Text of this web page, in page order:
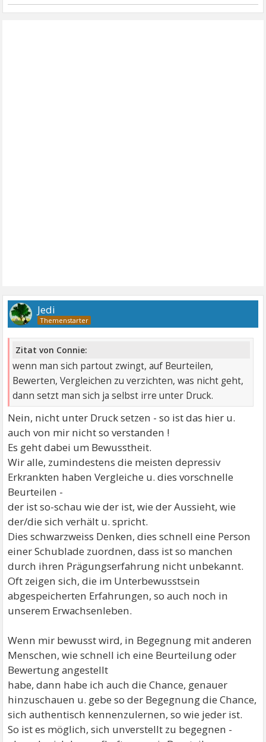
Jedi
Zitat von Connie:
wenn man sich partout zwingt, auf Beurteilen,
Bewerten, Vergleichen zu verzichten, was nicht geht,
dann setzt man sich ja selbst irre unter Druck.
Nein, nicht unter Druck setzen - so ist das hier u.
auch von mir nicht so verstanden !
Es geht dabei um Bewusstheit.
Wir alle, zumindestens die meisten depressiv
Erkrankten haben Vergleiche u. dies vorschnelle
Beurteilen -
der ist so-schau wie der ist, wie der Aussieht, wie
der/die sich verhält u. spricht.
Dies schwarzweiss Denken, dies schnell eine Person
einer Schublade zuordnen, dass ist so manchen
durch ihren Prägungserfahrung nicht unbekannt.
Oft zeigen sich, die im Unterbewusstsein
abgespeicherten Erfahrungen, so auch noch in
unserem Erwachsenleben.
Wenn mir bewusst wird, in Begegnung mit anderen
Menschen, wie schnell ich eine Beurteilung oder
Bewertung angestellt
habe, dann habe ich auch die Chance, genauer
hinzuschauen u. gebe so der Begegnung die Chance,
sich authentisch kennenzulernen, so wie jeder ist.
So ist es möglich, sich unverstellt zu begegnen -